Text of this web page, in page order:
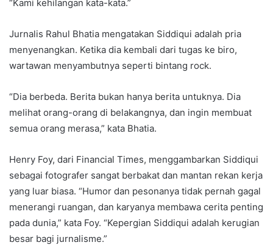
“Kami kehilangan kata-kata.”
Jurnalis Rahul Bhatia mengatakan Siddiqui adalah pria
menyenangkan. Ketika dia kembali dari tugas ke biro,
wartawan menyambutnya seperti bintang rock.
“Dia berbeda. Berita bukan hanya berita untuknya. Dia
melihat orang-orang di belakangnya, dan ingin membuat
semua orang merasa,” kata Bhatia.
Henry Foy, dari Financial Times, menggambarkan Siddiqui
sebagai fotografer sangat berbakat dan mantan rekan kerja
yang luar biasa. “Humor dan pesonanya tidak pernah gagal
menerangi ruangan, dan karyanya membawa cerita penting
pada dunia,” kata Foy. “Kepergian Siddiqui adalah kerugian
besar bagi jurnalisme.”